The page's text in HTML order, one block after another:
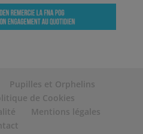
Pupilles et Orphelins
de Cookies
Mentions légales